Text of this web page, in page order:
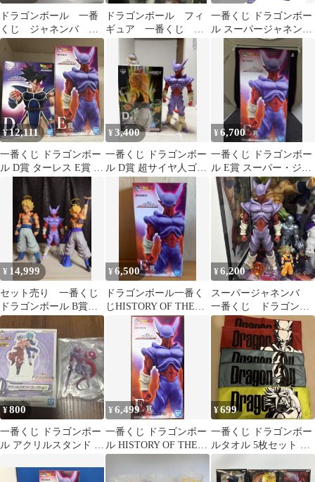
ドラゴンボール 一番
くじ ジャネンバ ビ
ジュアルボード
ドラゴンボール フィ
ギュア 一番くじ ジ
ャネンバ ジース
一番くじ ドラゴンボー
ル スーパージャネンバ
フィギュア E賞
¥12,111
一番くじ ドラゴンボー
ル D賞 ターレス E賞 ジ
ャネンバ
¥3,400
一番くじ ドラゴンボー
ル D賞 超サイヤ人ゴテ
ンクス
¥6,700
一番くじ ドラゴンボー
ル E賞 スーパー・ジャ
ネンバ フィギュア
¥ 14,999
セット売り 一番くじ
ドラゴンボール B賞
超ゴジータ E賞ジャ
ネンバ ゴジータ
¥6,500
ドラゴンボール一番く
じHISTORY OF THE
FILM スーパージャネ
¥6,200
スーパージャネンバ
一番くじ ドラゴンボ
ール フィギュア E
賞 箱あり
¥800
一番くじ ドラゴンボー
ル アクリルスタンド ジ
¥6,499
一番くじ ドラゴンボー
ル HISTORY OF THE
FILM E賞ジャネンバ
¥699
一番くじ ドラゴンボー
ルタオル 5枚セット ジ
ー未使用